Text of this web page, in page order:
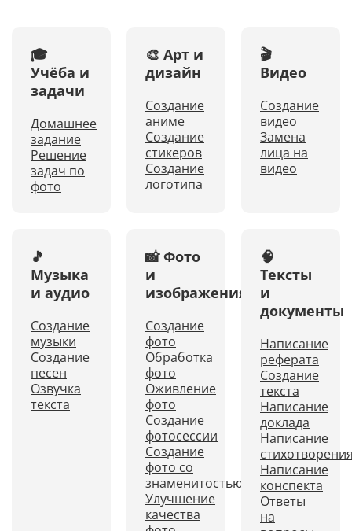
🎓
Учёба и
задачи
Домашнее
задание
Решение
задач по
фото
🎨 Арт и
дизайн
Создание
аниме
Создание
стикеров
Создание
логотипа
🎬
Видео
Создание
видео
Замена
лица на
видео
🎵
Музыка
и аудио
Создание
музыки
Создание
песен
Озвучка
текста
📸 Фото
и
изображения
Создание
фото
Обработка
фото
Оживление
фото
Создание
фотосессии
Создание
фото со
знаменитостью
Улучшение
качества
🧠
Тексты
и
документы
Написание
реферата
Создание
текста
Написание
доклада
Написание
Написание
конспекта
Ответы
на